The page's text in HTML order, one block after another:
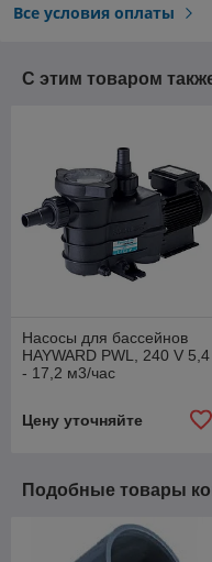
Все условия оплаты
С этим товаром
Насосы для бассейнов
HAYWARD PWL, 240 V 5,4
- 17,2 м3/час
Цену уточняйте
Подобные товары